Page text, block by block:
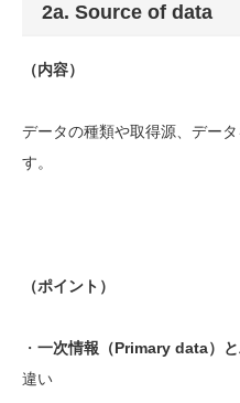
2a. Source of data
（内容）
データの種類や取得源、デー
す。
（ポイント）
・ 一次情報（Primary data）
違い